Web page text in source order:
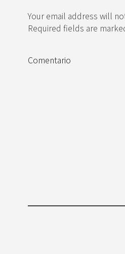
Your email address will
Required fields are
Comentario